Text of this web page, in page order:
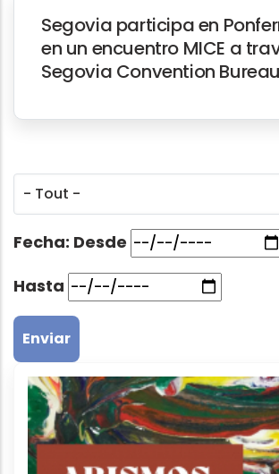
Segovia participa en
en un encuentro MICE a
Segovia Convention Bureau
Fecha: Desde
Hasta